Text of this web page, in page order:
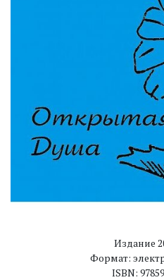
Издание
Формат:
ISBN: